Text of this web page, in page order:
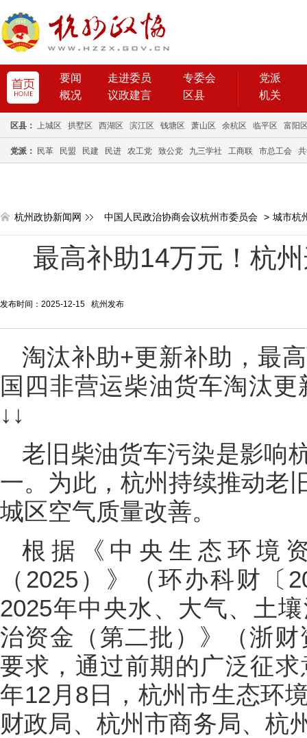
要闻 走进委员
专委会
概况
议政建言 区县
党派
机关
区县： 上城区 拱墅区 西湖区 滨江区 钱塘区 萧山区 余杭区 临平区 富阳
党派： 民革 民盟 民建 民进 农工党 致公党 九三学社 工商联 市总工会
杭州政协新闻网 中国人民政治协商会议杭州市委员会 > 城市杭
最高补助14万元！杭
发布时间：2025-12-15 杭州发布
淘汰补助+更新补助，最
国四非营运柴油货车淘汰
↓↓
老旧柴油货车污染是影响
一。为此，杭州持续推动老
城区空气质量改善。
根据《中央生态环境
（2025）》（环办科财〔
2025年中央水、大气、土
治资金（第二批）》（浙
要求，通过前期的广泛征
年12月8日，杭州市生态环
财政局、杭州市商务局、杭